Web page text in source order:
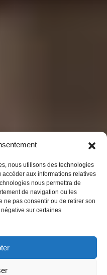
nous utilisons des technologies
aux informations relatives
nous permettra de
de navigation ou les
ne pas consentir ou de retirer son
sur certaines